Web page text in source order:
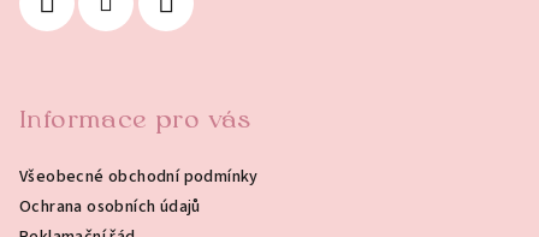
Informace pro vás
Všeobecné obchodní podmínky
Ochrana osobních údajů